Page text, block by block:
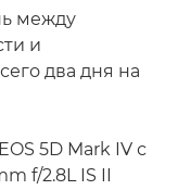
между
и
два дня на
5D Mark IV с
f/2.8L IS II